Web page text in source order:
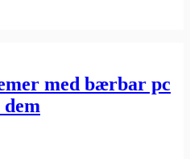
med bærbar pc